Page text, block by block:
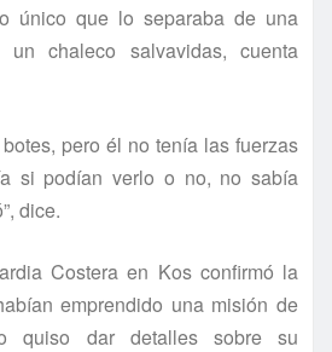
único que lo separaba de una
un chaleco salvavidas, cuenta
pero él no tení­a las fuerzas
si podí­an verlo o no, no sabí­a
dice.
Costera en Kos confirmó la
emprendido una misión de
quiso dar detalles sobre su